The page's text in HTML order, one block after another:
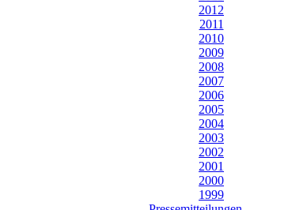
2012
2011
2010
2009
2008
2007
2006
2005
2004
2003
2002
2001
2000
1999